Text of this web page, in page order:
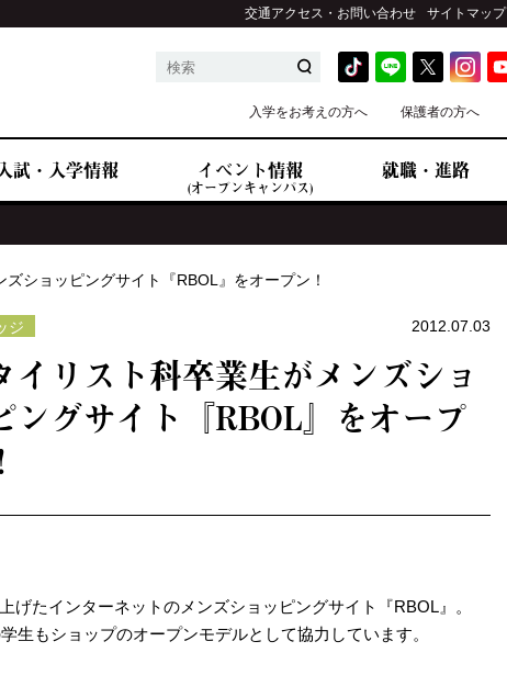
交通アクセス・お問い合わせ サイトマップ
試・入学情報 イベント情報
(オープンキャンパス)
就職・進路
入学をお考えの方へ 保護者の方へ
ショッピングサイト『RBOL』をオープン！
ジ 2012.07.03
イリスト科卒業生がメンズショ
ングサイト『RBOL』をオープ
げたインターネットのメンズショッピングサイト『RBOL』。
生もショップのオープンモデルとして協力しています。